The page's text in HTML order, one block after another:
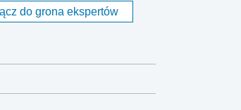
do grona ekspertów